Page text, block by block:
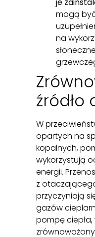
je
mogą
na
źródło
W
opartych na
kopalnych,
wykorzystują
energii.
z
przyczyniają
gazów
pompę ciepła,